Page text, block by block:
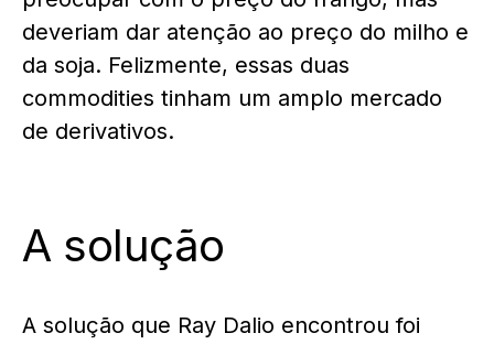
deveriam dar atenção ao preço do milho e
da soja. Felizmente, essas duas
commodities tinham um amplo mercado
de derivativos.
A solução
A solução que Ray Dalio encontrou foi